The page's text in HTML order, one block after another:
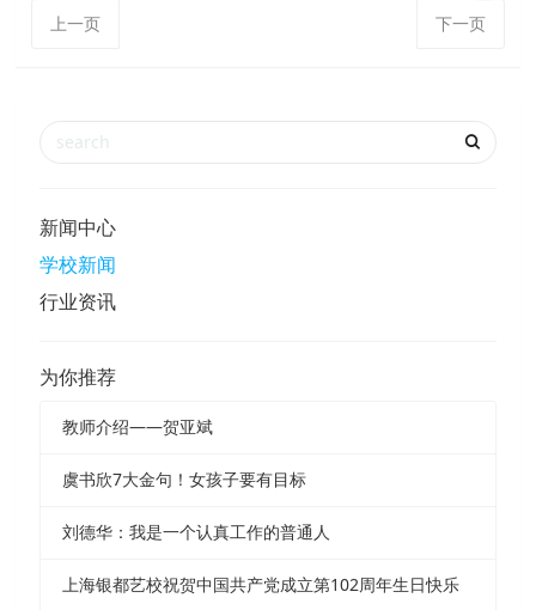
上一页 下一页
新闻中心
学校新闻
行业资讯
为你推荐
教师介绍——贺亚斌
虞书欣7大金句！女孩子要有目标
刘德华：我是一个认真工作的普通人
上海银都艺校祝贺中国共产党成立第102周年生日快乐